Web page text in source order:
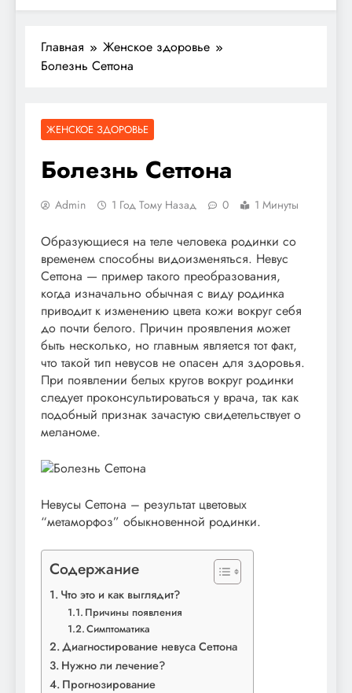
Главная
Женское здоровье
Болезнь Сеттона
ЖЕНСКОЕ ЗДОРОВЬЕ
Болезнь Сеттона
Admin 1 Год Тому Назад 0 1 Минуты
Образующиеся на теле человека родинки со
временем способны видоизменяться. Невус
Сеттона — пример такого преобразования,
когда изначально обычная с виду родинка
приводит к изменению цвета кожи вокруг себя
до почти белого. Причин проявления может
быть несколько, но главным является тот факт,
что такой тип невусов не опасен для здоровья.
При появлении белых кругов вокруг родинки
следует проконсультироваться у врача, так как
подобный признак зачастую свидетельствует о
меланоме.
Невусы Сеттона – результат цветовых
“метаморфоз” обыкновенной родинки.
Содержание
Что это и как выглядит?
Причины появления
Симптоматика
Диагностирование невуса Сеттона
Нужно ли лечение?
Прогнозирование